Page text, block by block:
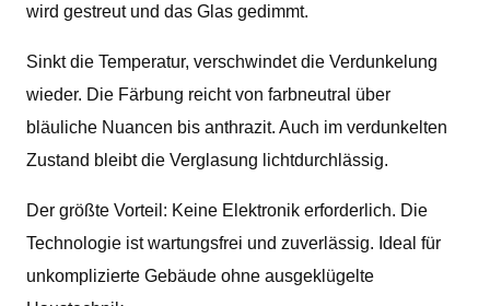
wird gestreut und das Glas gedimmt.
Sinkt die Temperatur, verschwindet die Verdunkelung
wieder. Die Färbung reicht von farbneutral über
bläuliche Nuancen bis anthrazit. Auch im verdunkelten
Zustand bleibt die Verglasung lichtdurchlässig.
Der größte Vorteil: Keine Elektronik erforderlich. Die
Technologie ist wartungsfrei und zuverlässig. Ideal für
unkomplizierte Gebäude ohne ausgeklügelte